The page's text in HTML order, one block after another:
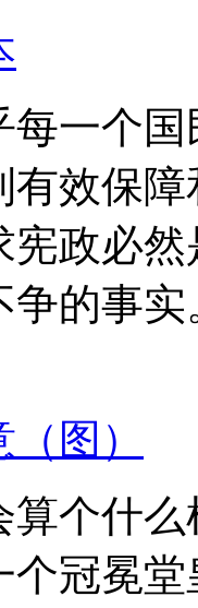
每一个
有效保
宪政必
争的事实
图）
个什
个冠冕